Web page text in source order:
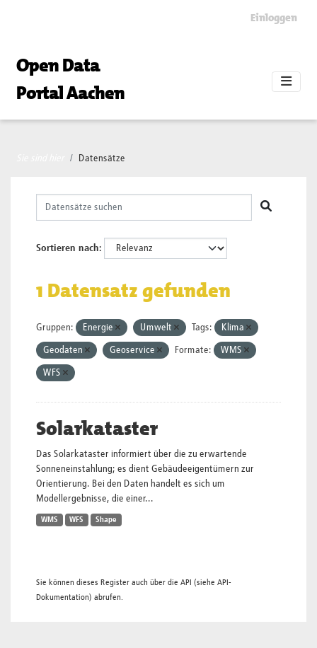
Einloggen
Open Data
Portal Aachen
Datensätze
Sortieren nach
1 Datensatz gefunden
Gruppen: Energie Umwelt Tags: Klima
Geodaten Geoservice Formate: WMS
WFS
Solarkataster
Das Solarkataster informiert über die zu erwartende
Sonneneinstahlung; es dient Gebäudeeigentümern zur
Orientierung. Bei den Daten handelt es sich um
Modellergebnisse, die einer...
WMS WFS Shape
Sie können dieses Register auch über die API (siehe API-
Dokumentation) abrufen.